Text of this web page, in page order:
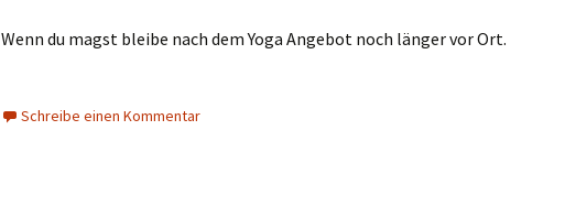
Wenn du magst bleibe nach dem Yoga Angebot noch länger vor Ort.
Schreibe einen Kommentar